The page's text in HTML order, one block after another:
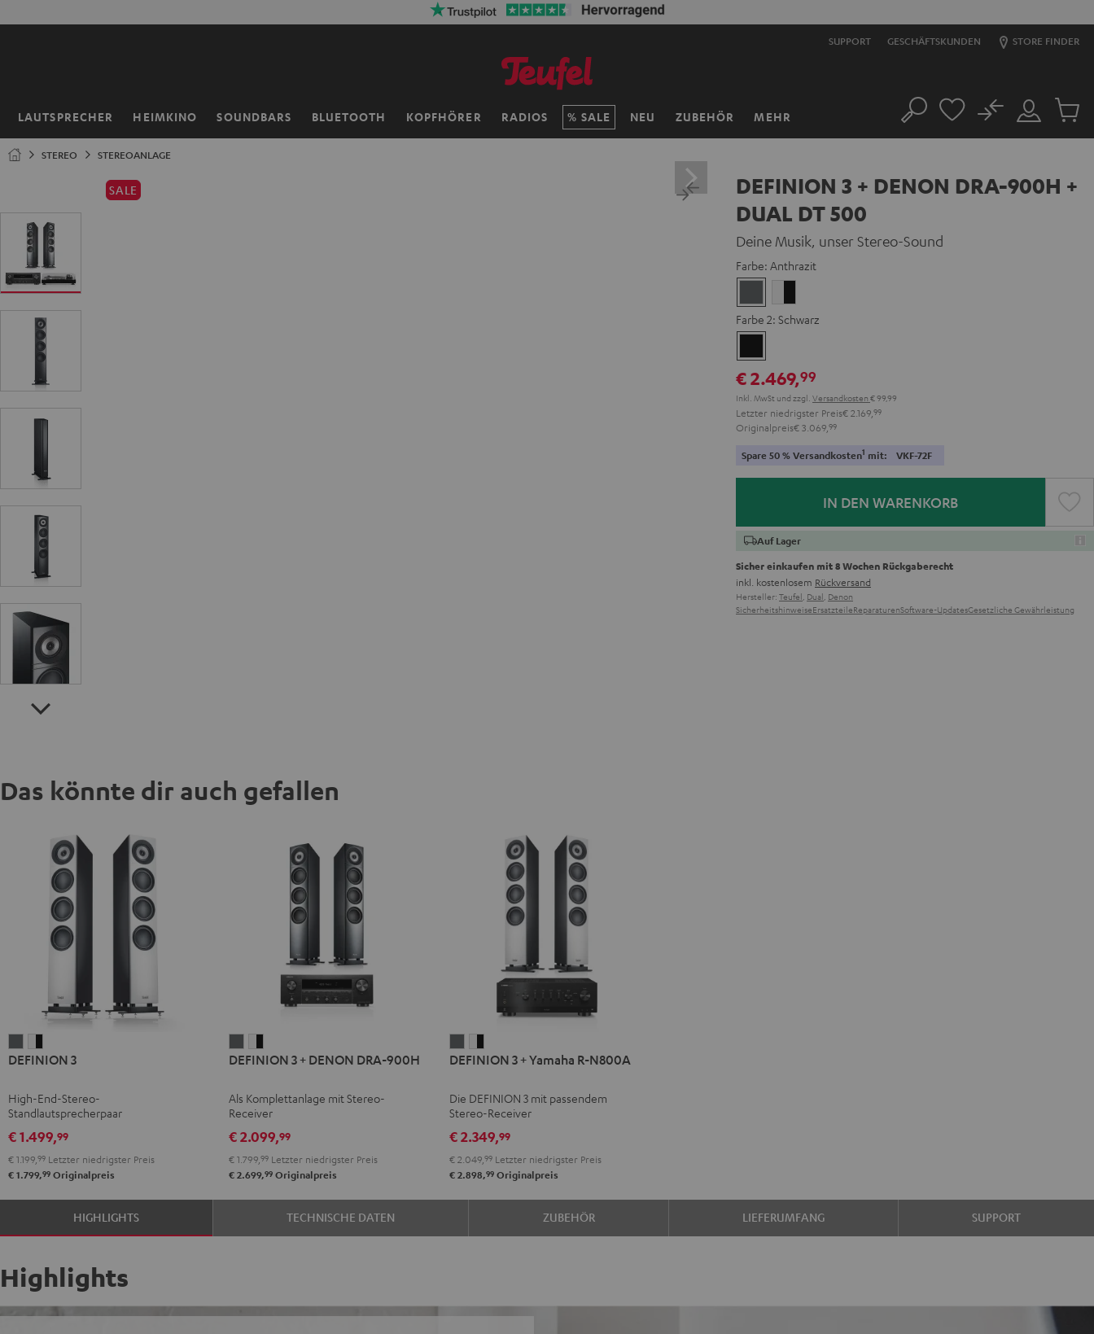
50% Versandkosten sparen mit VKF-72F 06D:17
SUPPORT GESCHÄFTSKUNDEN STORE FINDER
LAUTSPRECHER HEIMKINO SOUNDBARS BLUETOOTH KOPFHÖRER RADIOS SALE NEU ZUBEHÖR MEHR
Startseite Suche
Mein
Konto
No
Artikel
STEREO STEREOANLAGE
SALE
DEFINION 3 + DENON DRA-900H +
DUAL DT 500
Deine Musik, unser Stereo-Sound
Farbe: Anthrazit
Schwarz
Farbe 2: Schwarz
€ 2.469,99
Inkl. MwSt und zzgl. Versandkosten € 99,99
Letzter niedrigster Preis€ 2.169, 99
Originalpreis€ 3.069, 99
Spare 50 % Versandkosten1 mit: VKF-72F
IN DEN WARENKORB
Auf Lager
Sicher einkaufen mit 8 Wochen Rückgaberecht
inkl. kostenlosem Rückversand
Hersteller: Teufel Dual Denon
SicherheitshinweiseErsatzteileReparaturenSoftware-UpdatesGesetzliche Gewährleistung
Das könnte dir auch gefallen
3
3
/
Schwarz
DEFINION 3
High-End-Stereo-
Standlautsprecherpaar
€ 1.499,99
€ 1.199, 99 Letzter niedrigster Preis
€ 1.799,99 Originalpreis
3
DENON
DRA-
900H
Anthrazit
3
DENON
DRA-
900H
Weiß
/
Schwarz
DEFINION 3 + DENON DRA-900H
Als Komplettanlage mit Stereo-
Receiver
€ 2.099,99
€ 1.799, 99Letzter niedrigster Preis
€ 2.699,99Originalpreis
3
Yamaha
R-
N800A
Anthrazit
3
Yamaha
R-
N800A
Weiß
/
Schwarz
DEFINION 3 + Yamaha R-N800A
Die DEFINION 3 mit passendem
Stereo-Receiver
€ 2.349,99
€ 2.049, 99Letzter niedrigster Preis
€ 2.898,99Originalpreis
HIGHLIGHTS TECHNISCHE DATEN ZUBEHÖR LIEFERUMFANG SUPPORT
Highlights